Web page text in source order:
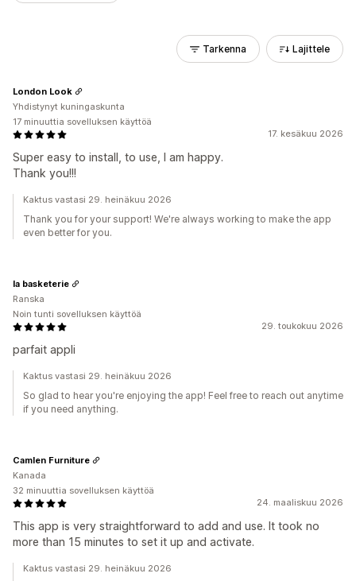
Tarkenna Lajittele
17. kesäkuu 2026
Super easy to install, to use, I am happy.
Thank you!!!
London Look
Yhdistynyt kuningaskunta
17 minuuttia sovelluksen käyttöä
Kaktus vastasi 29. heinäkuu 2026
Thank you for your support! We're always working to make the app
even better for you.
29. toukokuu 2026
parfait appli
la basketerie
Ranska
Noin tunti sovelluksen käyttöä
Kaktus vastasi 29. heinäkuu 2026
So glad to hear you're enjoying the app! Feel free to reach out anytime
if you need anything.
24. maaliskuu 2026
This app is very straightforward to add and use. It took no
more than 15 minutes to set it up and activate.
Camlen Furniture
Kanada
32 minuuttia sovelluksen käyttöä
Kaktus vastasi 29. heinäkuu 2026